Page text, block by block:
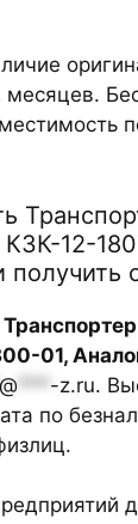
месяцев.
12-
получить
01,
@ *** -z.ru.
по